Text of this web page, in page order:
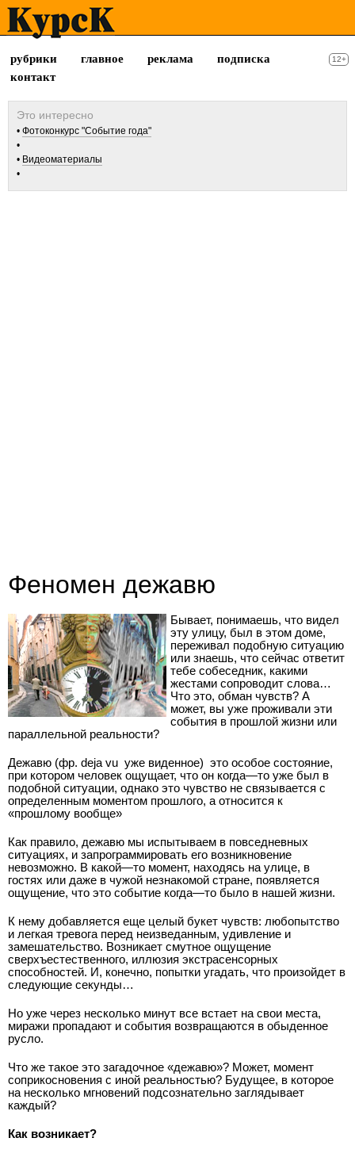
рубрики главное реклама
подписка
контакт
12+
Фотоконкурс "Событие года"
Видеоматериалы
Феномен дежавю
Бывает, понимаешь, что видел
эту улицу, был в этом доме,
переживал подобную ситуацию
или знаешь, что сейчас ответит
тебе собеседник, какими
жестами сопроводит слова…
Что это, обман чувств? А
может, вы уже проживали эти
события в прошлой жизни или
параллельной реальности?
Дежавю (фр. deja vu ­ уже виденное) ­ это особое состояние,
при котором человек ощущает, что он когда—то уже был в
подобной ситуации, однако это чувство не связывается с
определенным моментом прошлого, а относится к
«прошлому вообще»
Как правило, дежавю мы испытываем в повседневных
ситуациях, и запрограммировать его возникновение
невозможно. В какой—то момент, находясь на улице, в
гостях или даже в чужой незнакомой стране, появляется
ощущение, что это событие когда—то было в нашей жизни.
К нему добавляется еще целый букет чувств: любопытство
и легкая тревога перед неизведанным, удивление и
замешательство. Возникает смутное ощущение
сверхъестественного, иллюзия экстрасенсорных
способностей. И, конечно, попытки угадать, что произойдет в
следующие секунды…
Но уже через несколько минут все встает на свои места,
миражи пропадают и события возвращаются в обыденное
русло.
Что же такое это загадочное «дежавю»? Может, момент
соприкосновения с иной реальностью? Будущее, в которое
на несколько мгновений подсознательно заглядывает
каждый?
Как возникает?